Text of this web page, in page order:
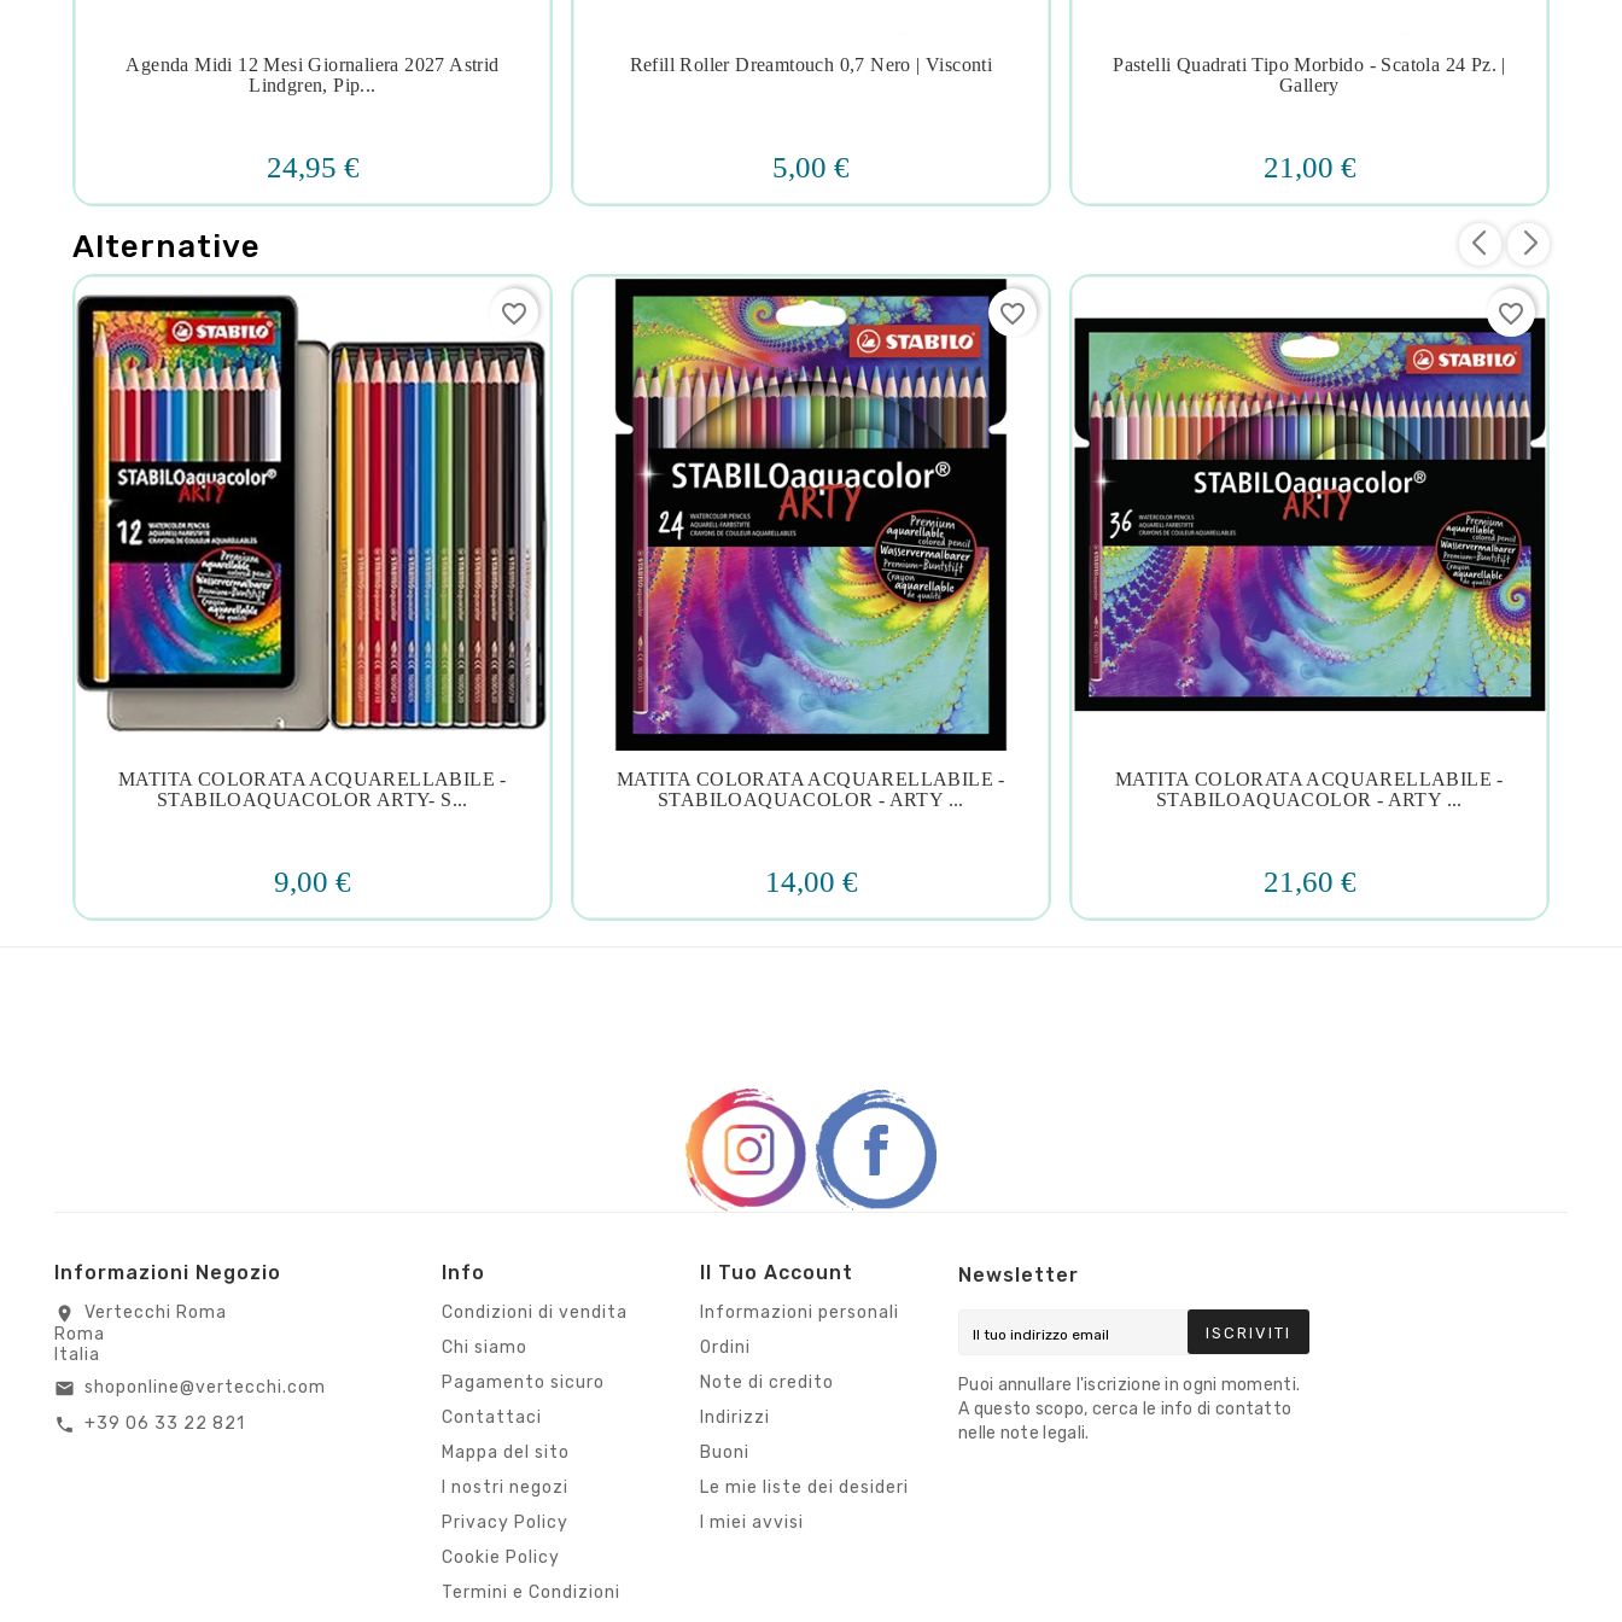
 
Agenda Midi 12 Mesi Giornaliera 2027 Astrid
Lindgren, Pip...
24,95 €

Refill Roller Dreamtouch 0,7 Nero | Visconti
5,00 €
 
Pastelli Quadrati Tipo Morbido - Scatola 24 Pz. |
Gallery
21,00 €
Alternative
   
MATITA COLORATA ACQUARELLABILE -
STABILOAQUACOLOR ARTY- S...
9,00 €
favorite_border
   
MATITA COLORATA ACQUARELLABILE -
STABILOAQUACOLOR - ARTY ...
14,00 €
favorite_border
   
MATITA COLORATA ACQUARELLABILE -
STABILOAQUACOLOR - ARTY ...
21,60 €
favorite_border
Informazioni Negozio
location_on
Vertecchi Roma
Roma
Italia
email shoponline@vertecchi.com
call +39 06 33 22 821
Info
Condizioni di vendita
Chi siamo
Pagamento sicuro
Contattaci
Mappa del sito
I nostri negozi
Privacy Policy
Cookie Policy
Termini e Condizioni
Il Tuo Account
Informazioni personali
Ordini
Note di credito
Indirizzi
Buoni
Le mie liste dei desideri
I miei avvisi
Newsletter
ISCRIVITI
Puoi annullare l'iscrizione in ogni momenti.
A questo scopo, cerca le info di contatto
nelle note legali.